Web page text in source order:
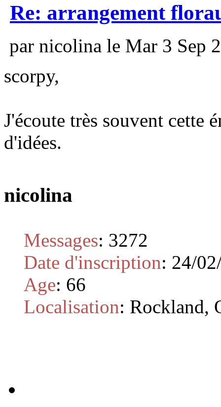
Re: arrangement
par nicolina le Mar 3 Sep
scorpy,
J'écoute très souvent cette
d'idées.
nicolina
Messages: 3272
Date d'inscription: 24/
Age: 66
Localisation: Rockland,